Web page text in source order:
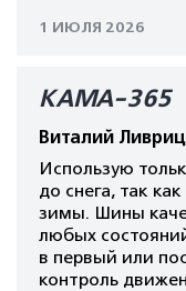
1 ИЮЛЯ 2026
КАМА-365
Виталий
Использую
до снега, так
зимы. Шины
любых
в первый или
контроль